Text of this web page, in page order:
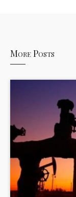
More Posts